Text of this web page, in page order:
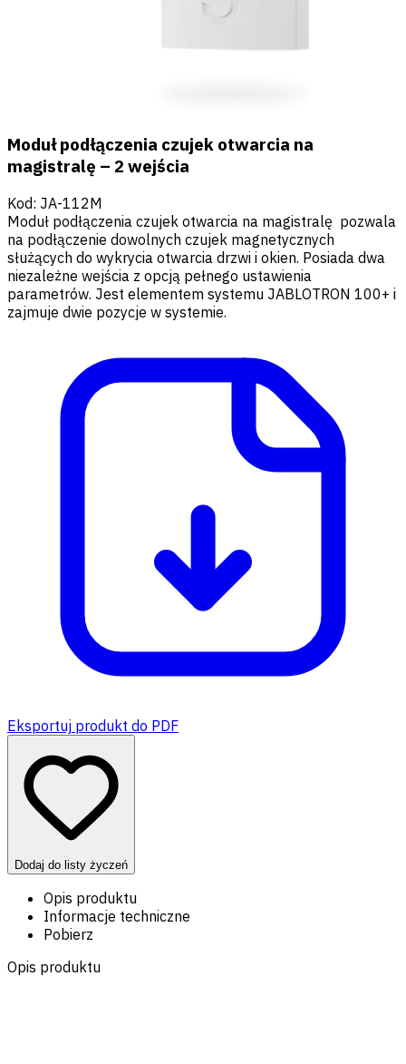
Moduł podłączenia czujek otwarcia na
magistralę – 2 wejścia
Kod: JA-112M
Moduł podłączenia czujek otwarcia na magistralę pozwala
na podłączenie dowolnych czujek magnetycznych
służących do wykrycia otwarcia drzwi i okien. Posiada dwa
niezależne wejścia z opcją pełnego ustawienia
parametrów. Jest elementem systemu JABLOTRON 100+ i
zajmuje dwie pozycje w systemie.
Eksportuj produkt do PDF
Dodaj do listy życzeń
Opis produktu
Informacje techniczne
Pobierz
Opis produktu